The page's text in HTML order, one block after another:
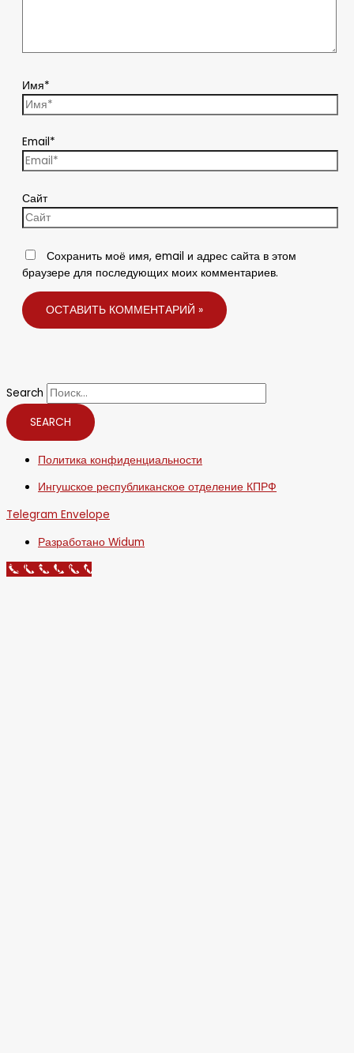
Имя*
Email*
Сайт
Сохранить моё имя, email и адрес сайта в этом
браузере для последующих моих комментариев.
Search
SEARCH
Политика конфиденциальности
Ингушское республиканское отделение КПРФ
Telegram Envelope
Разработано Widum
Call Now Button